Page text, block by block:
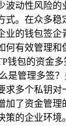
波动性风险的
式。在众多稳
业的钱包签企
何有效管理
钱包的资金
是管理多签？
求多个私钥对
加了资金管
策的企业环